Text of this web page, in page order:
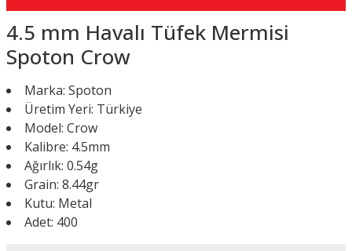
4.5 mm Havalı Tüfek Mermisi
Spoton Crow
Marka: Spoton
Üretim Yeri: Türkiye
Model: Crow
Kalibre: 4.5mm
Ağırlık: 0.54g
Grain: 8.44gr
Kutu: Metal
Adet: 400